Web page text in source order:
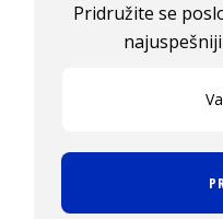
Pridružite se